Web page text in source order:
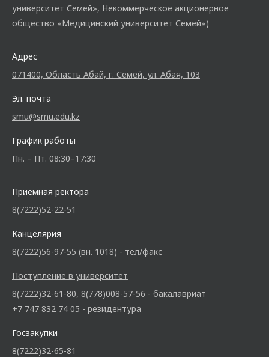
университет Семей», Некоммерческое акционерное
общество «Медицинский университет Семей»)
Адрес
071400, Область Абай, г. Семей, ул. Абая, 103
Эл. почта
smu@smu.edu.kz
График работы
Пн. – Пт. 08:30–17:30
Приемная ректора
8(7222)52-22-51
Канцелярия
8(7222)56-97-55 (вн. 1018) - тел/факс
Поступление в университет
8(7222)32-61-80, 8(778)008-57-56 - бакалавриат
+7 747 832 74 05 - резидентура
Госзакупки
8(7222)32-65-81